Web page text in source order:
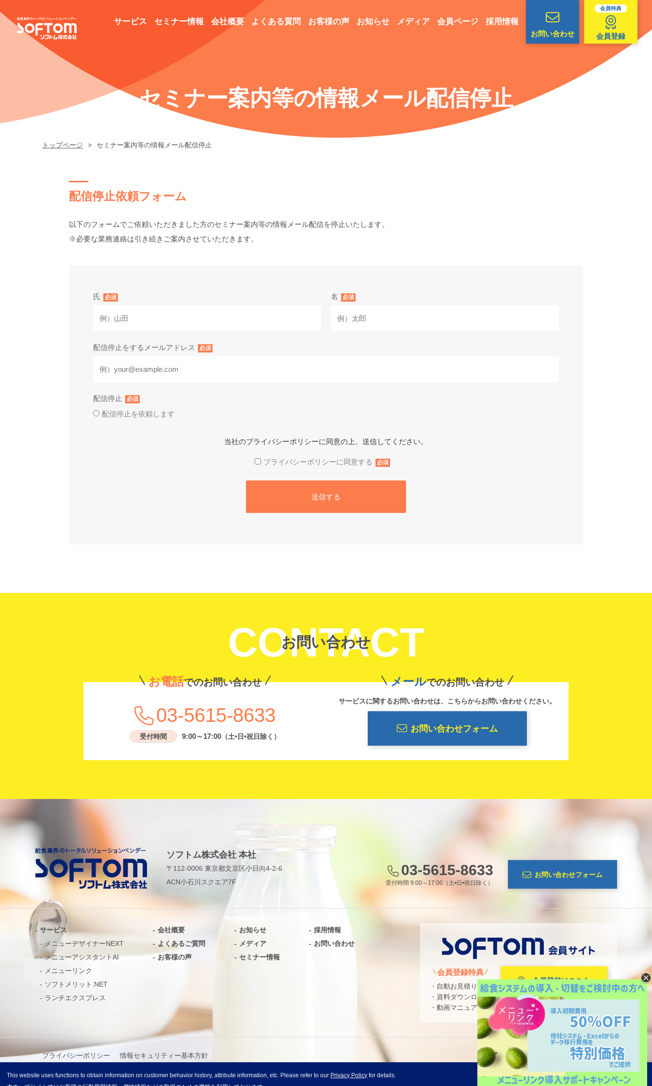
サービス セミナー情報 会社概要 よくある質問 お客様の声 お知らせ メディア 会員ページ 採用情報
お問い合わせ
会員特典
会員登録
セミナー案内等の情報メール配信停止
トップページ セミナー案内等の情報メール配信停止
配信停止依頼フォーム
以下のフォームでご依頼いただきました方のセミナー案内等の情報メール配信を停止いたします。
※必要な業務連絡は引き続きご案内させていただきます。
氏 必須 名 必須
配信停止をするメールアドレス 必須
配信停止 必須
配信停止を依頼します
当社のプライバシーポリシーに同意の上、送信してください。
プライバシーポリシーに同意する 必須
お問い合わせ
CONTACT
お電話でのお問い合わせ
03-5615-8633
受付時間 9:00～17:00（土•日•祝日除く）
メールでのお問い合わせ
サービスに関するお問い合わせは、こちらからお問い合わせください。
お問い合わせフォーム
ソフトム株式会社 本社
〒112-0006 東京都文京区小日向4-2-6
ACN小石川スクエア7F
03-5615-8633
受付時間 9:00～17:00（土•日•祝日除く）
お問い合わせフォーム
サービス
メニューデザイナーNEXT
メニューアシスタントAI
メニューリンク
ソフトメリット.NET
ランチエクスプレス
会社概要
よくあるご質問
お客様の声
お知らせ
メディア
セミナー情報
採用情報
お問い合わせ
会員登録特典
・自動お見積り
・資料ダウンロード
・動画マニュアル
会員登録はこちら
プライバシーポリシー 情報セキュリティー基本方針 PAGE TOP
This website uses functions to obtain information on customer behavior history, attribute information, etc. Please refer to our Privacy Policy for details.